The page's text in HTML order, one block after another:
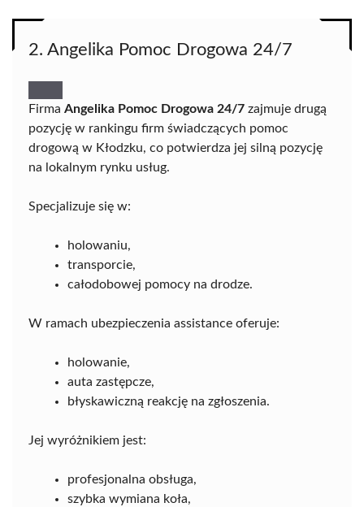
2. Angelika Pomoc Drogowa 24/7
Firma Angelika Pomoc Drogowa 24/7 zajmuje drugą
pozycję w rankingu firm świadczących pomoc
drogową w Kłodzku, co potwierdza jej silną pozycję
na lokalnym rynku usług.
Specjalizuje się w:
holowaniu,
transporcie,
całodobowej pomocy na drodze.
W ramach ubezpieczenia assistance oferuje:
holowanie,
auta zastępcze,
błyskawiczną reakcję na zgłoszenia.
Jej wyróżnikiem jest:
profesjonalna obsługa,
szybka wymiana koła,